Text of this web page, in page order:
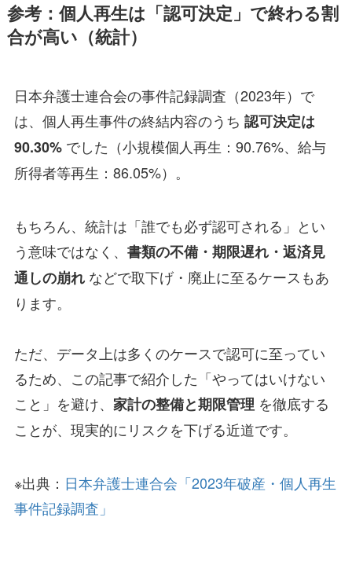
参考：個人再生は「認可決定」で終わる割
合が高い（統計）
日本弁護士連合会の事件記録調査（2023年）で
は、個人再生事件の終結内容のうち 認可決定は
90.30%でした（小規模個人再生：90.76%、給与
所得者等再生：86.05%）。
もちろん、統計は「誰でも必ず認可される」とい
う意味ではなく、 書類の不備・期限遅れ・返済見
通しの崩れなどで取下げ・廃止に至るケースもあ
ります。
ただ、データ上は多くのケースで認可に至ってい
るため、この記事で紹介した「やってはいけない
こと」を避け、 家計の整備と期限管理 を徹底する
ことが、現実的にリスクを下げる近道です。
※出典： 日本弁護士連合会「2023年破産・個人再生
事件記録調査」